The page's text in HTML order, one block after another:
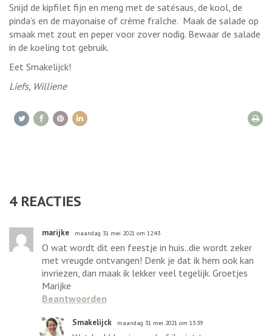
Snijd de kipfilet fijn en meng met de satésaus, de kool, de
pinda’s en de mayonaise of crème fraîche. Maak de salade op
smaak met zout en peper voor zover nodig. Bewaar de salade
in de koeling tot gebruik.
Eet Smakelijck!
Liefs, Williene
4 REACTIES
marijke maandag 31 mei 2021 om 12:43
O wat wordt dit een feestje in huis..die wordt zeker
met vreugde ontvangen! Denk je dat ik hem ook kan
invriezen, dan maak ik lekker veel tegelijk. Groetjes
Marijke
Beantwoorden
Smakelijck maandag 31 mei 2021 om 13:39